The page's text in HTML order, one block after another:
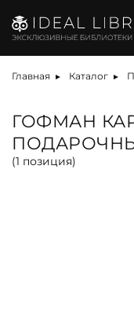
Главная Каталог
ГОФМАН
(1 позиция)
Цена, ₽
Вид